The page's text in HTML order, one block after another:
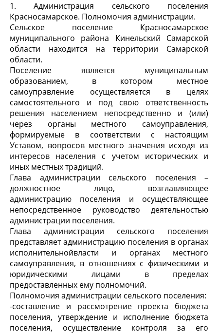
1.
Администрация сельского поселения
Красносамарское. Полномочия администрации.
Сельское поселение Красносамарское
муниципального района Кинельский Самарской
области находится на территории Самарской
области.
Поселение является муниципальным
образованием, в котором местное
самоуправление осуществляется в целях
самостоятельного и под свою ответственность
решения населением непосредственно и (или)
через органы местного самоуправления,
формируемые в соответствии с настоящим
Уставом, вопросов местного значения исходя из
интересов населения с учетом исторических и
иных местных традиций.
Глава администрации сельского поселения –
должностное лицо, возглавляющее
администрацию поселения и осуществляющее
непосредственное руководство деятельностью
администрации поселения.
Глава администрации сельского поселения
представляет администрацию поселения в органах
исполнительнойвласти и органах местного
самоуправления, в отношениях с физическими и
юридическими лицами в пределах
предоставленных ему полномочий.
Полномочия администрации сельского поселения:
-составление и рассмотрение проекта бюджета
поселения, утверждение и исполнение бюджета
поселения, осуществление контроля за его